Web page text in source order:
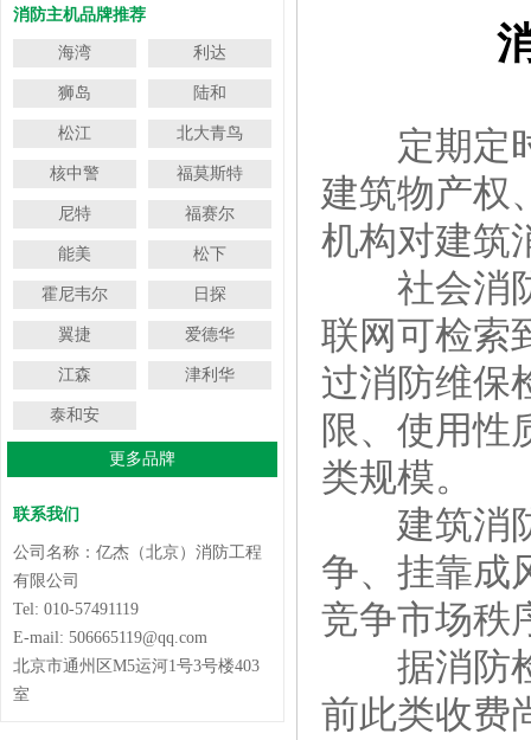
消防主机品牌推荐
海湾 利达
狮岛 陆和
松江 北大青鸟
核中警 福莫斯特
尼特 福赛尔
能美 松下
霍尼韦尔 日探
翼捷 爱德华
江森 津利华
泰和安
更多品牌
联系我们
公司名称：亿杰（北京）消防工程
有限公司
Tel: 010-57491119
E-mail: 506665119@qq.com
北京市通州区M5运河1号3号楼403
室
定期定
建筑物产权
机构对建筑
社会消防
联网可检索
过消防维保
限、使用性
类规模。
建筑消防
争、挂靠成
竞争市场秩
据消防检
前此类收费